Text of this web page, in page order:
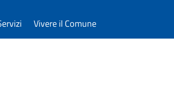
Vivere il Comune